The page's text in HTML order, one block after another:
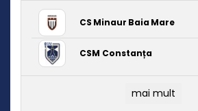
CS Minaur Baia Mare
CSM Constanța
mai mult